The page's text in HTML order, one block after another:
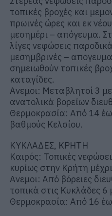
τοπικές βροχές και
πρωινές ώρες και εκ
μεσημέρι – απόγευμα.
λίγες νεφώσεις
μεσημβρινές –
σημειωθούν τοπικές
καταγίδες.
Ανεμοι: Μεταβλητοί 3
ανατολικά βορείων
Θερμοκρασία: Από 14
βαθμούς Κελσίου.
ΚΥΚΛΑΔΕΣ, ΚΡΗΤΗ
Καιρός: Τοπικές
κυρίως στην Κρήτη
Ανεμοι: Από βόρειες
τοπικά στις Κυκλάδες 6
Θερμοκρασία: Από 16